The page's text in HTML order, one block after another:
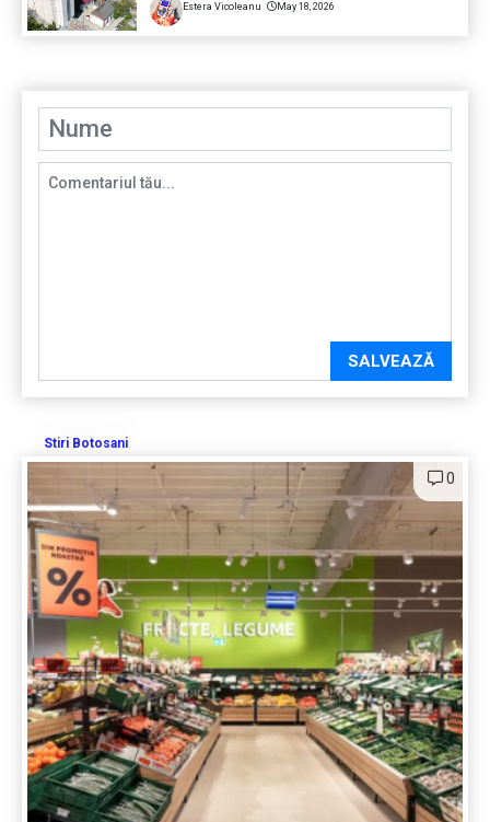
Estera Vicoleanu May 18, 2026
SALVEAZĂ
Stiri Botosani
0